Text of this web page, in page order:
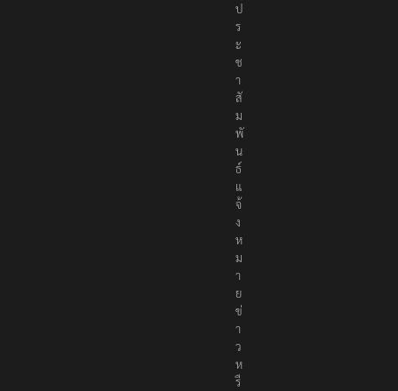
ป
ร
ะ
ช
า
สั
ม
พั
น
ธ์
แ
จ้
ง
ห
ม
า
ย
ข่
า
ว
ห
รื